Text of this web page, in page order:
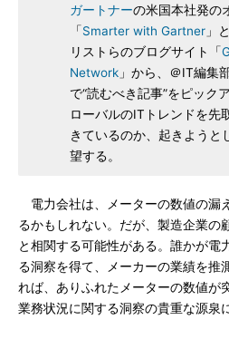
ガートナーの米国本社発の
「Smarter with Gartner」
リストらのブログサイト「
Network」から、＠IT編集
で“読むべき記事”をピック
ローバルのITトレンドを先
きているのか、起きようと
望する。
電力会社は、メーターの数値の漏
るかもしれない。だが、製造企業の
と相関する可能性がある。誰かが電
る洞察を得て、メーカーの業績を推
れば、ありふれたメーターの数値が
業務状況に関する洞察の貴重な源泉